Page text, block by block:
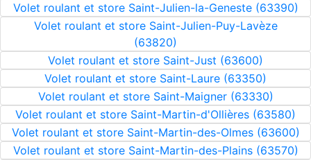
Volet roulant et store Saint-Julien-la-Geneste (63390)
Volet roulant et store Saint-Julien-Puy-Lavèze
(63820)
Volet roulant et store Saint-Just (63600)
Volet roulant et store Saint-Laure (63350)
Volet roulant et store Saint-Maigner (63330)
Volet roulant et store Saint-Martin-d'Ollières (63580)
Volet roulant et store Saint-Martin-des-Olmes (63600)
Volet roulant et store Saint-Martin-des-Plains (63570)